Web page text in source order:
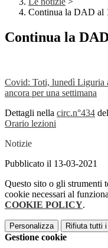
Continua la DAD al
Continua la
Covid: Toti, lunedì Liguria
ancora per una settimana
Dettagli nella circ.n°434
Orario lezioni
Notizie
Pubblicato il 13-03-2021
Questo sito o gli strumenti
cookie necessari al
COOKIE POLICY.
Personalizza Rifiuta tutti i
Gestione cookie